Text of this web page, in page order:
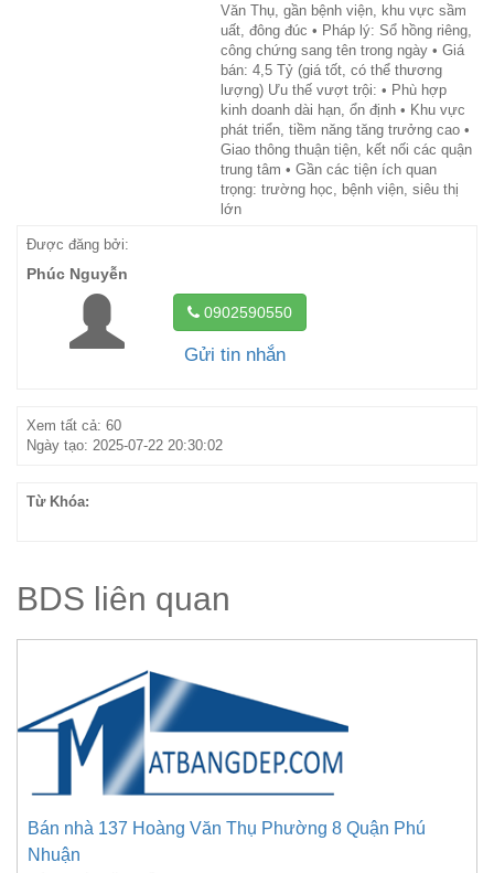
Văn Thụ, gần bệnh viện, khu vực sầm
uất, đông đúc • Pháp lý: Sổ hồng riêng,
công chứng sang tên trong ngày • Giá
bán: 4,5 Tỷ (giá tốt, có thể thương
lượng) Ưu thế vượt trội: • Phù hợp
kinh doanh dài hạn, ổn định • Khu vực
phát triển, tiềm năng tăng trưởng cao •
Giao thông thuận tiện, kết nối các quận
trung tâm • Gần các tiện ích quan
trọng: trường học, bệnh viện, siêu thị
lớn
Được đăng bởi:
Phúc Nguyễn
0902590550
Gửi tin nhắn
Xem tất cả: 60
Ngày tạo: 2025-07-22 20:30:02
Từ Khóa:
BDS liên quan
Bán nhà 137 Hoàng Văn Thụ Phường 8 Quận Phú
Nhuận